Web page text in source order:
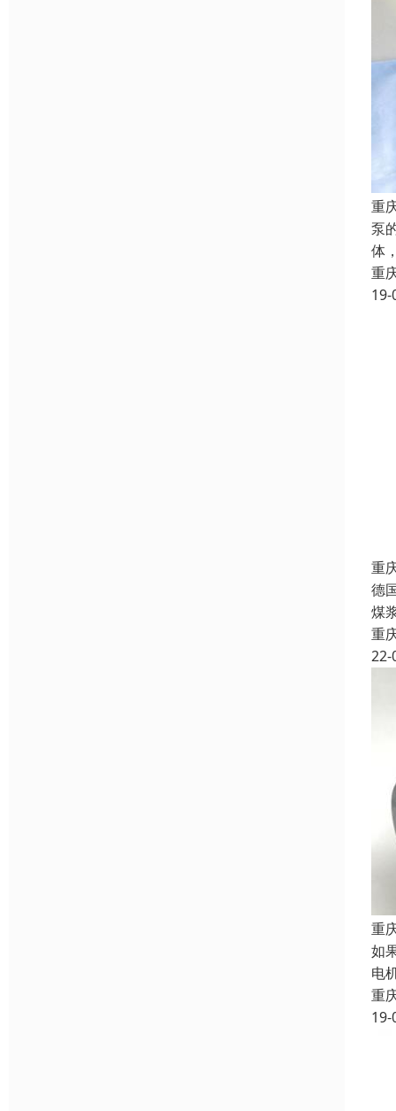
重
泵
体
重
19-
重
德
煤
重
22-
重
如
电
重
19-